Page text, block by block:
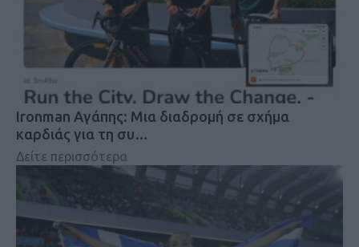
Ironman Αγάπης: Μια διαδρομή σε σχήμα
καρδιάς για τη συ…
Δείτε περισσότερα